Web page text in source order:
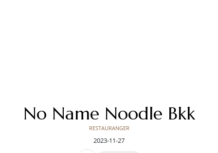
No Name Noodle Bkk
RESTAURANGER
2023-11-27